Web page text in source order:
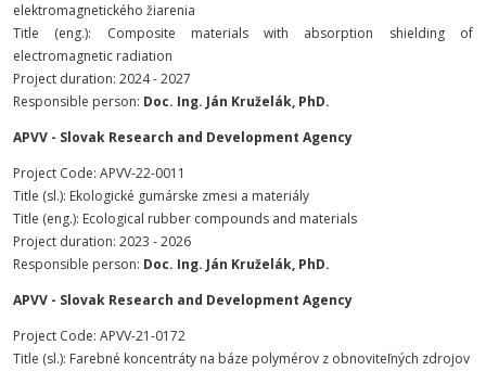
elektromagnetického žiarenia
Title (eng.): Composite materials with absorption shielding of
electromagnetic radiation
Project duration: 2024 - 2027
Responsible person: Doc. Ing. Ján Kruželák, PhD.
APVV - Slovak Research and Development Agency
Project Code: APVV-22-0011
Title (sl.): Ekologické gumárske zmesi a materiály
Title (eng.): Ecological rubber compounds and materials
Project duration: 2023 - 2026
Responsible person: Doc. Ing. Ján Kruželák, PhD.
APVV - Slovak Research and Development Agency
Project Code: APVV-21-0172
Title (sl.): Farebné koncentráty na báze polymérov z obnoviteľných zdrojov